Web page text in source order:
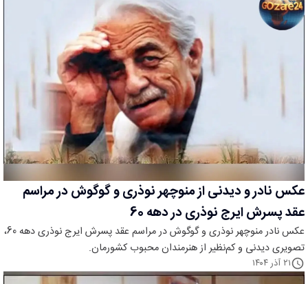
عکس نادر و دیدنی از منوچهر نوذری و گوگوش در مراسم
عقد پسرش ایرج نوذری در دهه 60
عکس نادر منوچهر نوذری و گوگوش در مراسم عقد پسرش ایرج نوذری دهه 60،
تصویری دیدنی و کم‌نظیر از هنرمندان محبوب کشورمان.
۲۱ آذر ۱۴۰۴